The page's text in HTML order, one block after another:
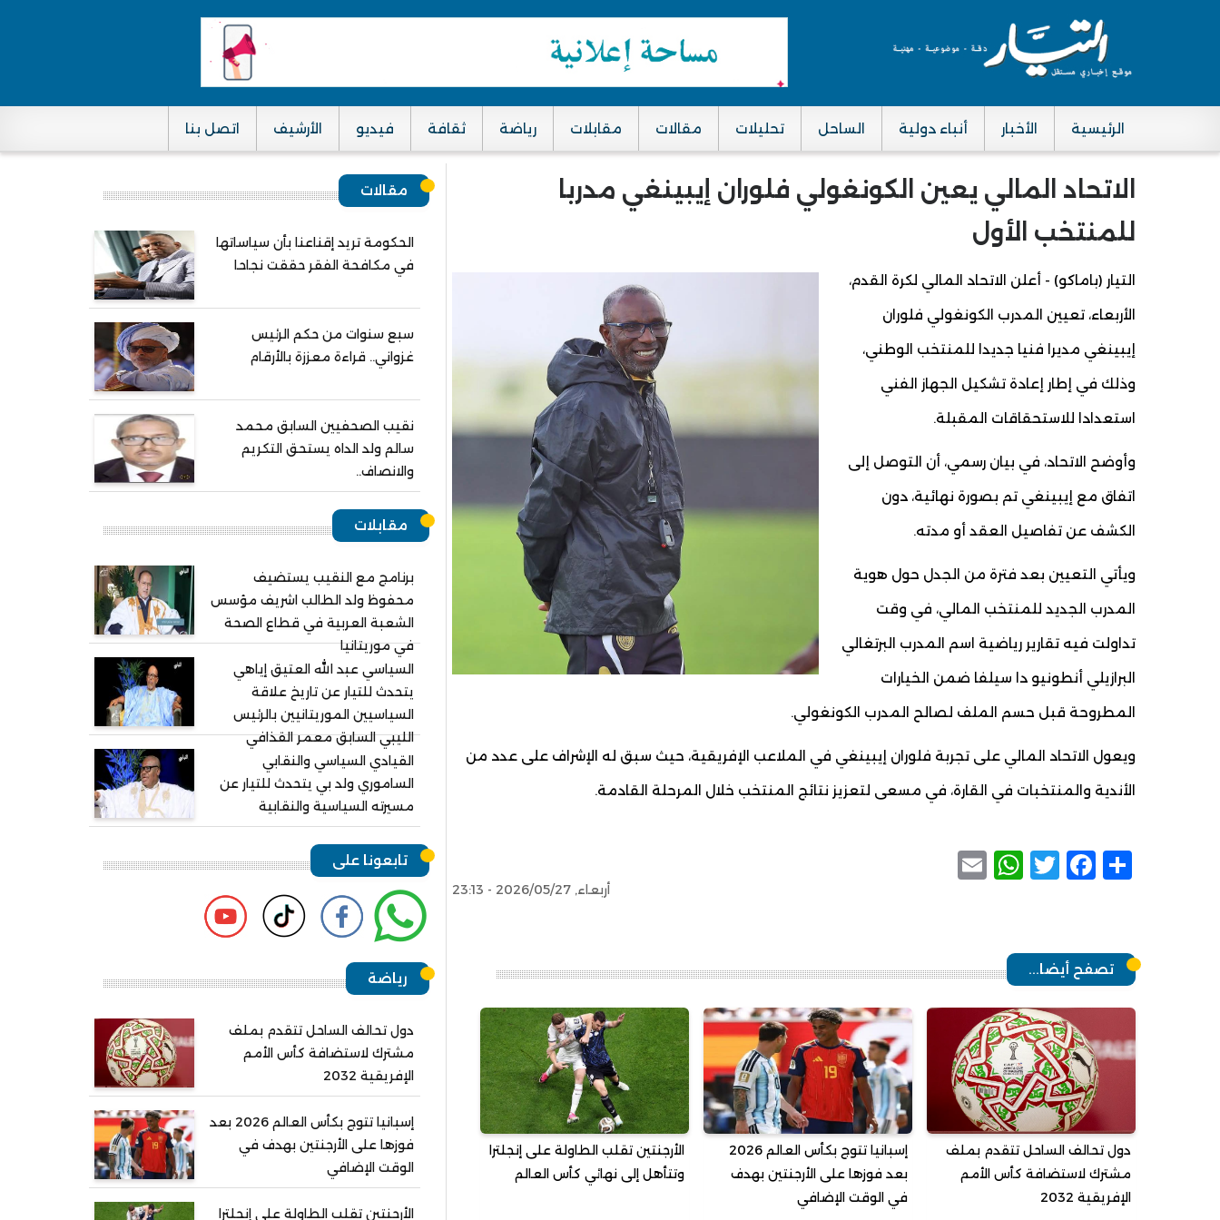
Main navigation
الرئيسية الأخبار أنباء دولية الساحل تحليلات مقالات مقابلات رياضة ثقافة فيديو الأرشيف اتصل بنا
الاتحاد المالي يعين الكونغولي فلوران إيبينغي مدربا
للمنتخب الأول
التيار (باماكو) - أعلن الاتحاد المالي لكرة القدم،
الأربعاء، تعيين المدرب الكونغولي فلوران
إيبينغي مديرا فنيا جديدا للمنتخب الوطني،
وذلك في إطار إعادة تشكيل الجهاز الفني
استعدادا للاستحقاقات المقبلة.
وأوضح الاتحاد، في بيان رسمي، أن التوصل إلى
اتفاق مع إيبينغي تم بصورة نهائية، دون
الكشف عن تفاصيل العقد أو مدته.
ويأتي التعيين بعد فترة من الجدل حول هوية
المدرب الجديد للمنتخب المالي، في وقت
تداولت فيه تقارير رياضية اسم المدرب البرتغالي
البرازيلي أنطونيو دا سيلفا ضمن الخيارات
المطروحة قبل حسم الملف لصالح المدرب الكونغولي.
ويعول الاتحاد المالي على تجربة فلوران إيبينغي في الملاعب الإفريقية، حيث سبق له الإشراف على عدد من
الأندية والمنتخبات في القارة، في مسعى لتعزيز نتائج المنتخب خلال المرحلة القادمة.
Share
Facebook
Twitter
WhatsApp
أربعاء, 2026/05/27 - 23:13
تصفح أيضا...
دول تحالف الساحل تتقدم بملف
مشترك لاستضافة كأس الأمم
الإفريقية 2032
إسبانيا تتوج بكأس العالم 2026
بعد فوزها على الأرجنتين بهدف
في الوقت الإضافي
الأرجنتين تقلب الطاولة على إنجلترا
وتتأهل إلى نهائي كأس العالم
مقالات
الحكومة تريد إقناعنا بأن سياساتها
في مكافحة الفقر حققت نجاحا
سبع سنوات من حكم الرئيس
غزواني.. قراءة معززة بالأرقام
نقيب الصحفيين السابق محمد
سالم ولد الداه يستحق التكريم
والانصاف..
مقابلات
برنامج مع النقيب يستضيف
محفوظ ولد الطالب اشريف مؤسس
الشعبة العربية في قطاع الصحة
في موريتانيا
السياسي عبد الله العتيق إياهي
يتحدث للتيار عن تاريخ علاقة
السياسيين الموريتانيين بالرئيس
الليبي السابق معمر القذافي
القيادي السياسي والنقابي
الساموري ولد بي يتحدث للتيار عن
مسيرته السياسية والنقابية
تابعونا على
رياضة
دول تحالف الساحل تتقدم بملف
مشترك لاستضافة كأس الأمم
الإفريقية 2032
إسبانيا تتوج بكأس العالم 2026 بعد
فوزها على الأرجنتين بهدف في
الوقت الإضافي
الأرجنتين تقلب الطاولة على إنجلترا